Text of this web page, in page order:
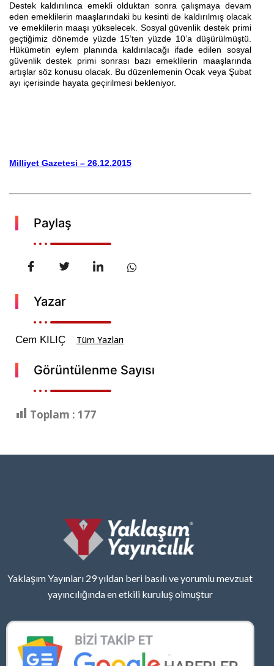
Destek kaldırılınca emekli olduktan sonra çalışmaya devam
eden emeklilerin maaşlarındaki bu kesinti de kaldırılmış olacak
ve emeklilerin maaşı yükselecek. Sosyal güvenlik destek primi
geçtiğimiz dönemde yüzde 15’ten yüzde 10’a düşürülmüştü.
Hükümetin eylem planında kaldırılacağı ifade edilen sosyal
güvenlik destek primi sonrası bazı emeklilerin maaşlarında
artışlar söz konusu olacak. Bu düzenlemenin Ocak veya Şubat
ayı içerisinde hayata geçirilmesi bekleniyor.
Milliyet Gazetesi – 26.12.2015
Paylaş
Yazar
Cem KILIÇ Tüm Yazları
Görüntülenme Sayısı
Toplam : 177
Yaklaşım Yayınları 29 yıldan beri basılı ve yorumlu mevzuat
yayıncılığında en etkili kuruluş olmuştur